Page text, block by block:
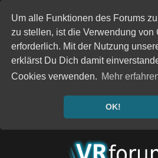
Um alle Funktionen des Forums
zu stellen, ist die Verwendung von
erforderlich. Mit der Nutzung
erklärst Du Dich damit
Cookies verwenden. Mehr
OK!